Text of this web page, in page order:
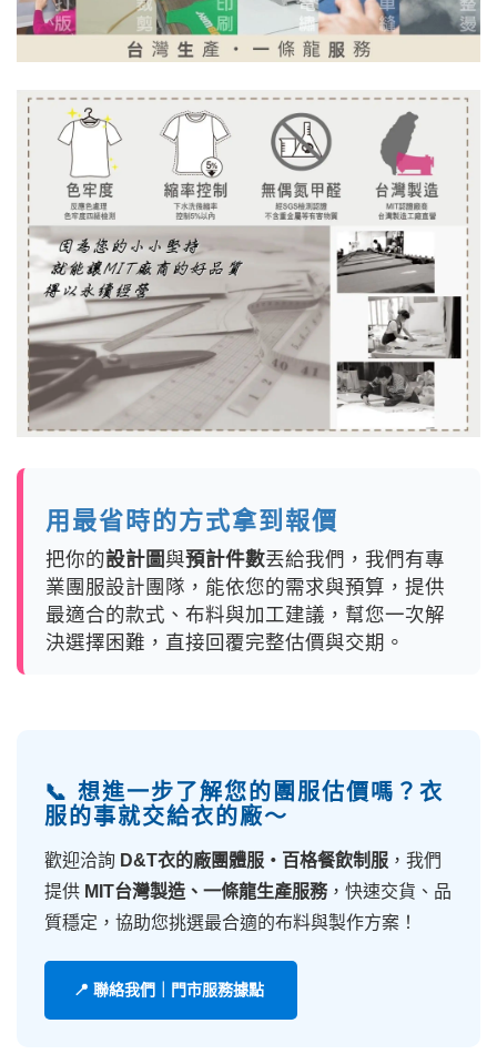
用最省時的方式拿到報價
把你的設計圖與預計件數丟給我們，我們有專
業團服設計團隊，能依您的需求與預算，提供
最適合的款式、布料與加工建議，幫您一次解
決選擇困難，直接回覆完整估價與交期。
📞 想進一步了解您的團服估價嗎？衣
服的事就交給衣的廠～
歡迎洽詢 D&T衣的廠團體服・百格餐飲制服 ，我們
提供 MIT台灣製造、一條龍生產服務，快速交貨、品
質穩定，協助您挑選最合適的布料與製作方案！
📍 聯絡我們｜門市服務據點